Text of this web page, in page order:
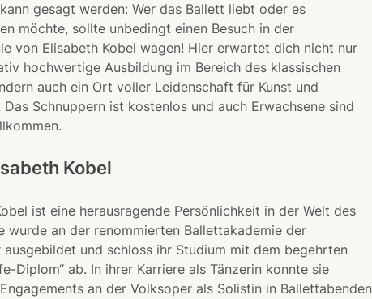
gesagt werden: Wer das Ballett liebt oder es
möchte, sollte unbedingt einen Besuch in der
von Elisabeth Kobel wagen! Hier erwartet dich nicht nur
hochwertige Ausbildung im Bereich des klassischen
auch ein Ort voller Leidenschaft für Kunst und
Das Schnuppern ist kostenlos und auch Erwachsene sind
Kobel
ist eine herausragende Persönlichkeit in der Welt des
wurde an der renommierten Ballettakademie der
ausgebildet und schloss ihr Studium mit dem begehrten
Diplom“ ab. In ihrer Karriere als Tänzerin konnte sie
an der Volksoper als Solistin in Ballettabenden